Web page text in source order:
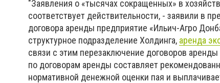
"Заявления о «тысячах сокращенных» в
соответствует действительности, - заявили в
договора аренды предприятие «Ильич-Агро
структурное подразделение Холдинга, аренда
связи с этим перезаключение договоров
по договорам аренды составляет
нормативной денежной оценки пая и